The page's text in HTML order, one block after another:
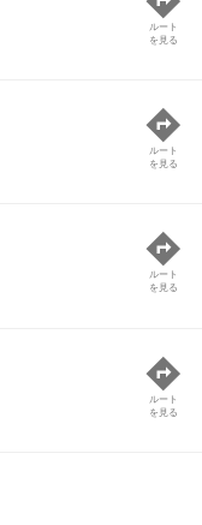
ルート
を見る
ルート
を見る
ルート
を見る
ルート
を見る